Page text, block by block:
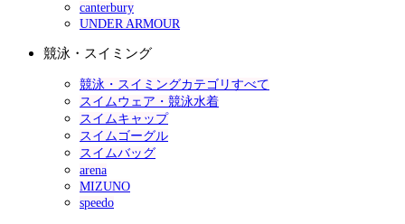
canterbury
UNDER ARMOUR
競泳・スイミング
競泳・スイミングカテゴリすべて
スイムウェア・競泳水着
スイムキャップ
スイムゴーグル
スイムバッグ
arena
MIZUNO
speedo